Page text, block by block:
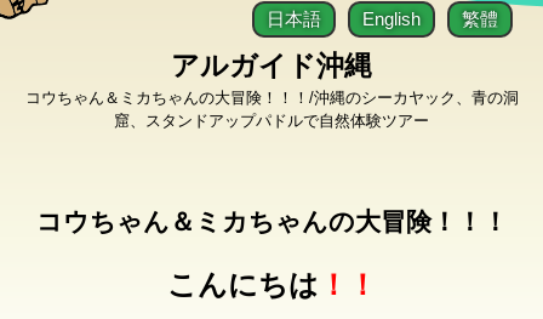
アルガイド沖縄
コウちゃん＆ミカちゃんの大冒険！！！/沖縄のシーカヤック、青の洞
窟、スタンドアップパドルで自然体験ツアー
日本語 English 繁體
コウちゃん＆ミカちゃんの大冒険！！！
こんにちは ！！